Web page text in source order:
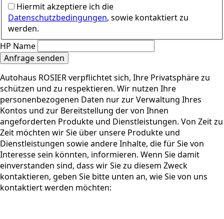
Hiermit akzeptiere ich die
Datenschutzbedingungen, sowie kontaktiert zu
werden.
HP Name
Anfrage senden
Autohaus ROSIER verpflichtet sich, Ihre Privatsphäre zu
schützen und zu respektieren. Wir nutzen Ihre
personenbezogenen Daten nur zur Verwaltung Ihres
Kontos und zur Bereitstellung der von Ihnen
angeforderten Produkte und Dienstleistungen. Von Zeit zu
Zeit möchten wir Sie über unsere Produkte und
Dienstleistungen sowie andere Inhalte, die für Sie von
Interesse sein könnten, informieren. Wenn Sie damit
einverstanden sind, dass wir Sie zu diesem Zweck
kontaktieren, geben Sie bitte unten an, wie Sie von uns
kontaktiert werden möchten: